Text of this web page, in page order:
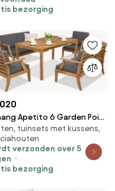
bezorging
Apetito 6 Garden Point
van acaciahout
tuinsets met kussens,
verzonden over 5
bezorging